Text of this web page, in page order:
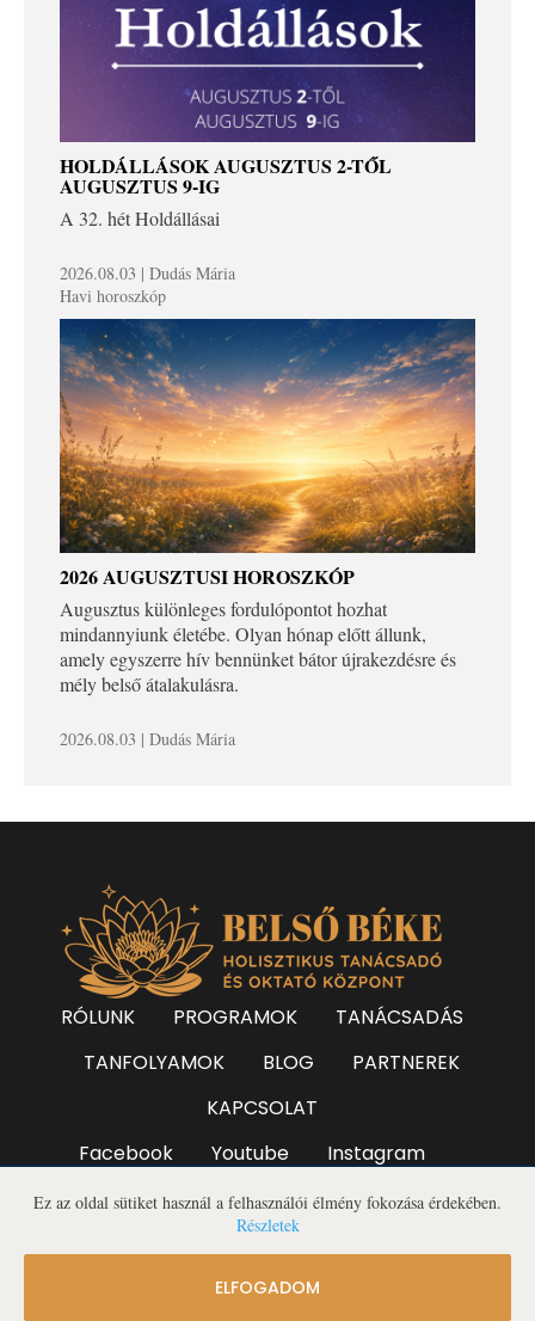
HOLDÁLLÁSOK AUGUSZTUS 2-TŐL
AUGUSZTUS 9-IG
A 32. hét Holdállásai
2026.08.03 | Dudás Mária
Havi horoszkóp
2026 AUGUSZTUSI HOROSZKÓP
Augusztus különleges fordulópontot hozhat
mindannyiunk életébe. Olyan hónap előtt állunk,
amely egyszerre hív bennünket bátor újrakezdésre és
mély belső átalakulásra.
2026.08.03 | Dudás Mária
RÓLUNK PROGRAMOK
TANÁCSADÁS
TANFOLYAMOK
BLOG
PARTNEREK
KAPCSOLAT
Facebook
Youtube
Instagram
Adatvédelem
ÁSZF
Ez az oldal sütiket használ a felhasználói élmény fokozása érdekében.
Részletek
ELFOGADOM